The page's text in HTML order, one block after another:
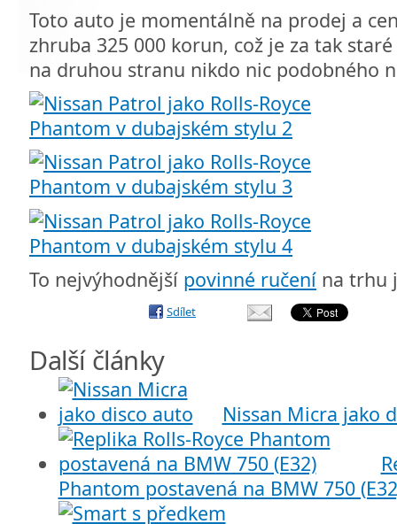
Toto auto je momentálně na prodej a
zhruba 325 000 korun, což je za tak
na druhou stranu nikdo nic podobného
To nejvýhodnější povinné ručení na trhu
Sdílet
Další články
Nissan Micra jako
Phantom postavená na BMW 750